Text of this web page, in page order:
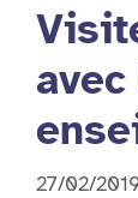
27/02/2019